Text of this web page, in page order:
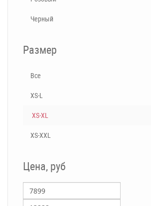
Черный
Размер
Все
XS-L
XS-XL
XS-XXL
Цена, руб